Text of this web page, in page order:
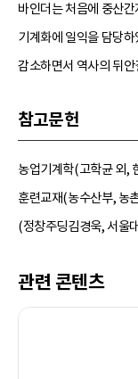
바인더는 처음에 중산
기계화에 일익을 담당
감소하면서 역사의 뒤
참고문헌
농업기계학(고학균 외,
훈련교재(농수산부, 농
(정창주딩김경욱, 서울
관련 콘텐츠